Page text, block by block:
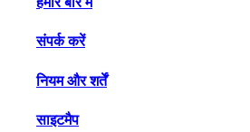
संपर्क करें
नियम और शर्तें
साइटमैप